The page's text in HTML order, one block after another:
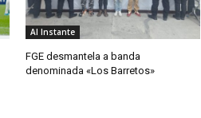
Al Instante
FGE desmantela a banda
denominada «Los Barretos»